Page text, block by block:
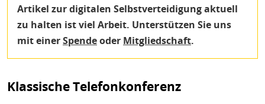
Artikel zur digitalen Selbstverteidigung aktuell
zu halten ist viel Arbeit. Unterstützen Sie uns
mit einerSpendeoder Mitgliedschaft.
Klassische Telefonkonferenz